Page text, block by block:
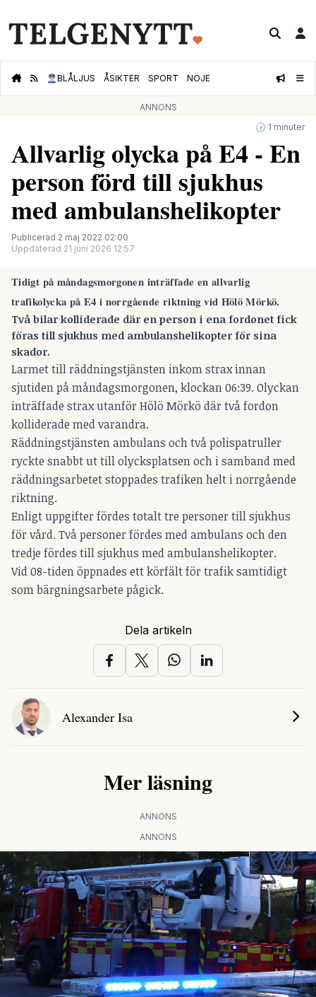
👮🏻‍♂️BLÅLJUS ÅSIKTER SPORT NÖJE
ANNONS
🕝 1 minuter
Allvarlig olycka på E4 - En
person förd till sjukhus
med ambulanshelikopter
Publicerad 2 maj 2022 02:00
Uppdaterad 21 juni 2026 12:57
Tidigt på måndagsmorgonen inträffade en allvarlig
trafikolycka på E4 i norrgående riktning vid Hölö Mörkö.
Två bilar kolliderade där en person i ena fordonet fick
föras till sjukhus med ambulanshelikopter för sina
skador.
Larmet till räddningstjänsten inkom strax innan
sjutiden på måndagsmorgonen, klockan 06:39. Olyckan
inträffade strax utanför Hölö Mörkö där två fordon
kolliderade med varandra.
Räddningstjänsten ambulans och två polispatruller
ryckte snabbt ut till olycksplatsen och i samband med
räddningsarbetet stoppades trafiken helt i norrgående
riktning.
Enligt uppgifter fördes totalt tre personer till sjukhus
för vård. Två personer fördes med ambulans och den
tredje fördes till sjukhus med ambulanshelikopter.
Vid 08-tiden öppnades ett körfält för trafik samtidigt
som bärgningsarbete pågick.
Dela artikeln
Alexander Isa
Mer läsning
ANNONS
ANNONS